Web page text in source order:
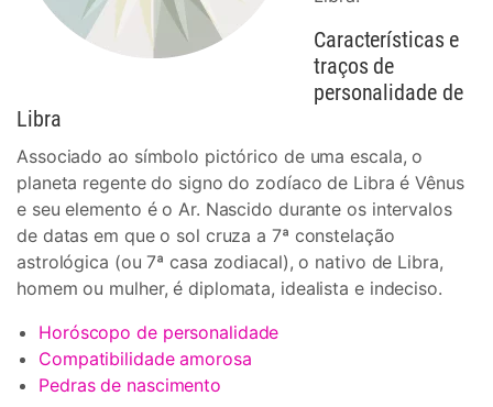
Características e
traços de
personalidade de
Libra
Associado ao símbolo pictórico de uma escala, o
planeta regente do signo do zodíaco de Libra é Vênus
e seu elemento é o Ar. Nascido durante os intervalos
de datas em que o sol cruza a 7ª constelação
astrológica (ou 7ª casa zodiacal), o nativo de Libra,
homem ou mulher, é diplomata, idealista e indeciso.
Horóscopo de personalidade
Compatibilidade amorosa
Pedras de nascimento